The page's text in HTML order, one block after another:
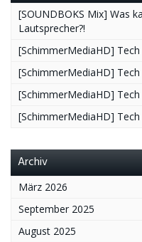
[SOUNDBOKS Mix] Was
Lautsprecher?!
[SchimmerMediaHD]
[SchimmerMediaHD]
[SchimmerMediaHD]
[SchimmerMediaHD]
Archiv
März 2026
September 2025
August 2025